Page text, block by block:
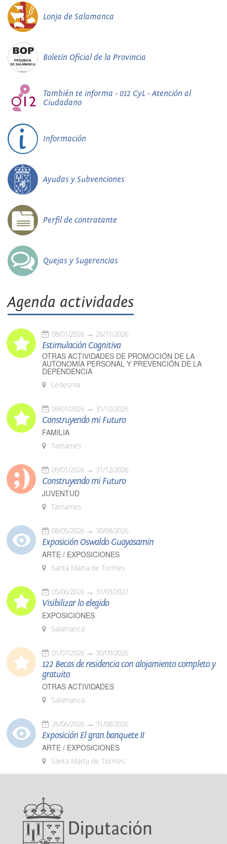
Lonja de Salamanca
Boletín Oficial de la Provincia
También te informa - 012 CyL - Atención al
Ciudadano
Información
Ayudas y Subvenciones
Perfil de contratante
Quejas y Sugerencias
Agenda actividades
08/01/2026 26/11/2026
Estimulación Cognitiva
OTRAS ACTIVIDADES DE PROMOCIÓN DE LA
AUTONOMÍA PERSONAL Y PREVENCIÓN DE LA
DEPENDENCIA
Ledesma
09/01/2026 31/12/2026
Construyendo mi Futuro
FAMILIA
Tamames
09/01/2026 31/12/2026
Construyendo mi Futuro
JUVENTUD
Tamames
08/05/2026 30/08/2026
Exposición Oswaldo Guayasamín
ARTE / EXPOSICIONES
Santa Marta de Tormes
05/06/2026 31/03/2027
Visibilizar lo elegido
EXPOSICIONES
Salamanca
01/07/2026 30/09/2026
122 Becas de residencia con alojamiento completo y
gratuito
OTRAS ACTIVIDADES
Salamanca
26/06/2026 31/08/2026
Exposición El gran banquete II
ARTE / EXPOSICIONES
Santa Marta de Tormes